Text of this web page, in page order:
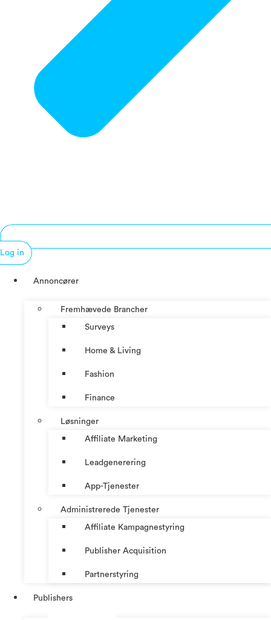
Log in
Annoncører
Fremhævede Brancher
Surveys
Home & Living
Fashion
Finance
Løsninger
Affiliate Marketing
Leadgenerering
App-Tjenester
Administrerede Tjenester
Affiliate Kampagnestyring
Publisher Acquisition
Partnerstyring
Publishers